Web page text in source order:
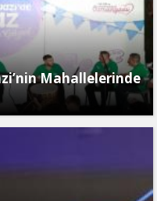
Mahallelerinde